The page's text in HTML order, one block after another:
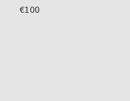
€100